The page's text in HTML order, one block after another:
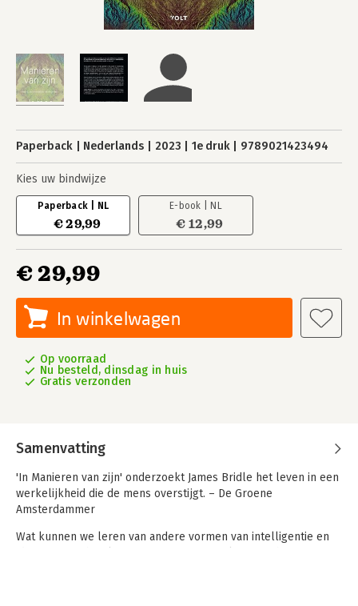
Paperback Nederlands 2023 1e druk 9789021423494
Kies uw bindwijze
Paperback | NL
€ 29,99
E-book | NL
€ 12,99
€ 29,99
In winkelwagen
Op voorraad
Nu besteld, dinsdag in huis
Gratis verzonden
Samenvatting
'In Manieren van zijn' onderzoekt James Bridle het leven in een
werkelijkheid die de mens overstijgt. – De Groene
Amsterdammer
Wat kunnen we leren van andere vormen van intelligentie en